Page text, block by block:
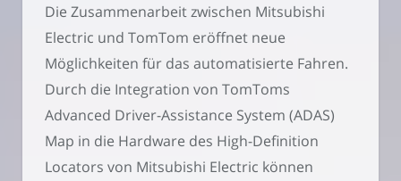
Die Zusammenarbeit zwischen Mitsubishi
Electric und TomTom eröffnet neue
Möglichkeiten für das automatisierte Fahren.
Durch die Integration von TomToms
Advanced Driver-Assistance System (ADAS)
Map in die Hardware des High-Definition
Locators von Mitsubishi Electric können